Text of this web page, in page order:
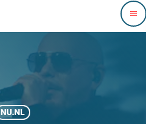
menu
NU.NL